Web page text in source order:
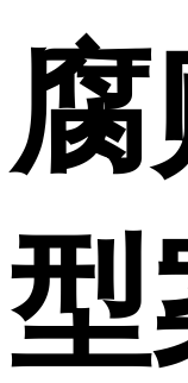
型